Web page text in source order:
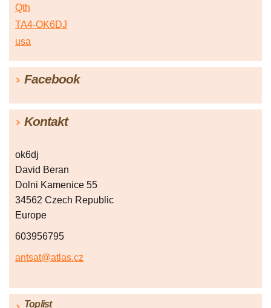
Qth
TA4-OK6DJ
usa
Facebook
Kontakt
ok6dj
David Beran
Dolni Kamenice 55
34562 Czech Republic
Europe
603956795
antsat@atlas.cz
Toplist